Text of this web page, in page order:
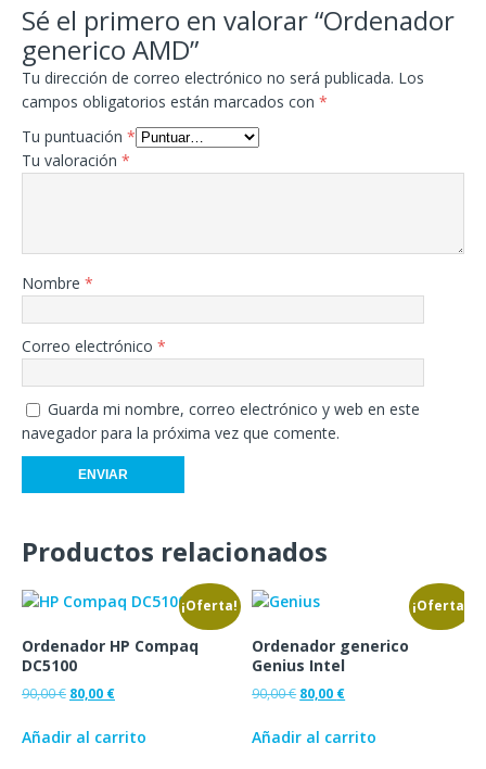
Sé el primero en valorar “Ordenador
generico AMD”
Tu dirección de correo electrónico no será publicada. Los
campos obligatorios están marcados con *
Tu puntuación *
Tu valoración *
Nombre *
Correo electrónico *
Guarda mi nombre, correo electrónico y web en este
navegador para la próxima vez que comente.
Productos relacionados
¡Oferta!
Ordenador HP Compaq
DC5100
90,00€ 80,00 €
Añadir al carrito
¡Oferta!
Ordenador generico
Genius Intel
90,00€ 80,00 €
Añadir al carrito